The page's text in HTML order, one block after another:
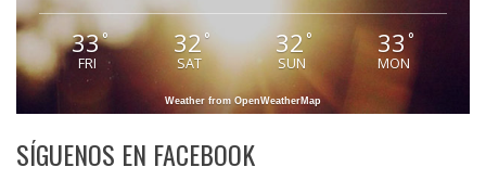
33°
FRI
32°
SAT
32°
SUN
33°
MON
Weather from OpenWeatherMap
SÍGUENOS EN FACEBOOK